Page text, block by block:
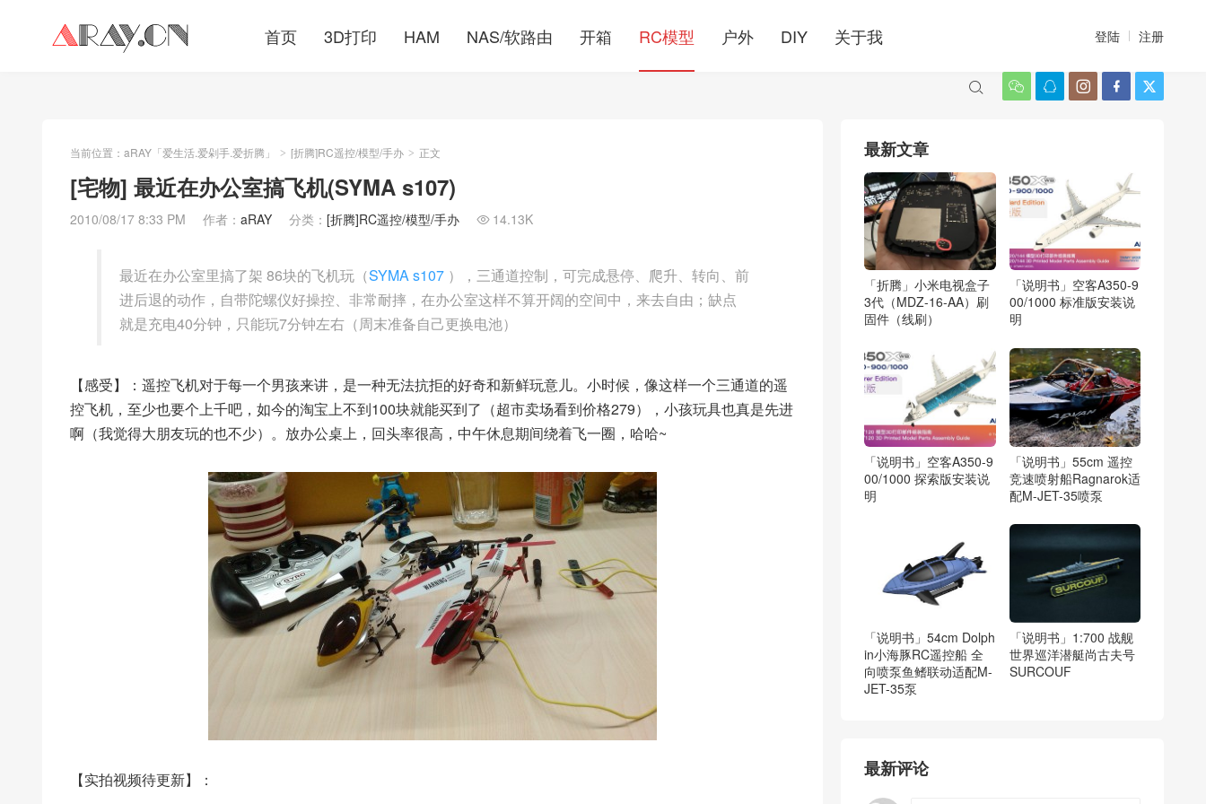
首页 3D打印 HAM NAS/软路由 开箱 RC模型 户外 DIY 关于我 登陆 注册
    

当前位置： aRAY「爱生活.爱剁手.爱折腾」 > [折腾]RC遥控/模型/手办 > 正文
[宅物] 最近在办公室搞飞机(SYMA s107)
2010/08/17 8:33 PM 作者： aRAY 分类： [折腾]RC遥控/模型/手办  14.13K
最近在办公室里搞了架 86块的飞机玩（SYMA s107 ），三通道控制，可完成悬停、爬升、转向、前
进后退的动作，自带陀螺仪好操控、非常耐摔，在办公室这样不算开阔的空间中，来去自由；缺点
就是充电40分钟，只能玩7分钟左右（周末准备自己更换电池）
【感受】：遥控飞机对于每一个男孩来讲，是一种无法抗拒的好奇和新鲜玩意儿。小时候，像这样一个三通道的遥
控飞机，至少也要个上千吧，如今的淘宝上不到100块就能买到了（超市卖场看到价格279），小孩玩具也真是先进
啊（我觉得大朋友玩的也不少）。放办公桌上，回头率很高，中午休息期间绕着飞一圈，哈哈~
【实拍视频待更新】：
最新文章
「折腾」小米电视盒子
3代（MDZ-16-AA）刷
固件（线刷）
「说明书」空客A350-9
00/1000 标准版安装说
明
「说明书」空客A350-9
00/1000 探索版安装说
明
「说明书」55cm 遥控
竞速喷射船Ragnarok适
配M-JET-35喷泵
「说明书」54cm Dolph
in小海豚RC遥控船 全
向喷泵鱼鳍联动适配M-
JET-35泵
「说明书」1:700 战舰
世界巡洋潜艇尚古夫号
SURCOUF
最新评论